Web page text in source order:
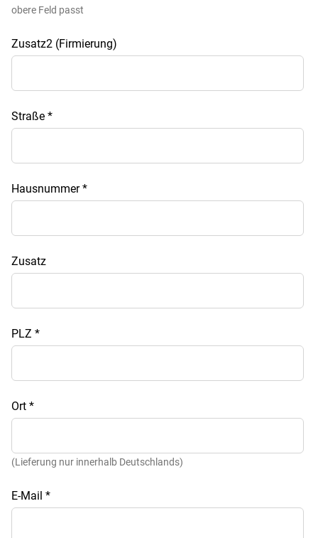
obere Feld passt
Zusatz2 (Firmierung)
Straße *
Hausnummer*
Zusatz
PLZ *
Ort *
(Lieferung nur innerhalb Deutschlands)
E-Mail *